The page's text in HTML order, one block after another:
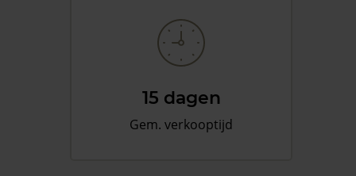
15 dagen
Gem. verkooptijd